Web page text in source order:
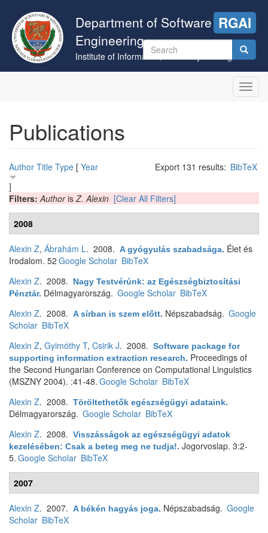
main
content
Department of Software
Engineering
Institute of Informatics, University of Szeged
RGAI
Search
form
Publications
Export 131 results: BibTeX
Author Title Type [ Year
]
Filters:AuthorisZ. Alexin [Clear All Filters]
2008
Alexin Z, Ábrahám L. 2008. A gyógyulás szabadsága. Élet és
Irodalom. 52 Google Scholar BibTeX
Alexin Z. 2008.
Nagy Testvérúnk: az Egészségbiztosítási
Pénztár. Délmagyarország. Google Scholar BibTeX
Alexin Z. 2008. A sírban is szem előtt. Népszabadság. Google
Scholar BibTeX
Alexin Z, Gyimóthy T, Csirik J. 2008. Software package for
supporting information extraction research. Proceedings of
the Second Hungarian Conference on Computational Linguistics
(MSZNY 2004). :41-48. Google Scholar BibTeX
Alexin Z. 2008. Töröltethetők egészségügyi adataink.
Délmagyarország. Google Scholar BibTeX
Alexin Z. 2008. Visszásságok az egészségügyi adatok
kezelésében: Csak a beteg meg ne tudja!. Jogorvoslap. 3:2-
5. Google Scholar BibTeX
2007
Alexin Z. 2007. A békén hagyás joga. Népszabadság. Google
Scholar BibTeX